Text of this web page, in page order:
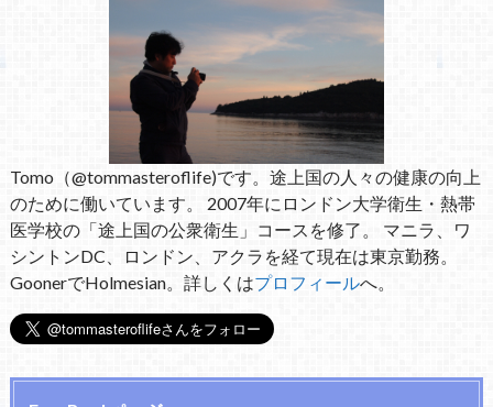
Tomo（@tommasteroflife)です。途上国の人々の健康の向上
のために働いています。 2007年にロンドン大学衛生・熱帯
医学校の「途上国の公衆衛生」コースを修了。 マニラ、ワ
シントンDC、ロンドン、アクラを経て現在は東京勤務。
GoonerでHolmesian。詳しくはプロフィールへ。